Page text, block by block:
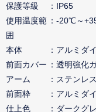
保護等級
IP65
使用温度範
囲
-20℃～
本体
アルミダ
前面カバー
透明強化
アーム
ステンレ
前面枠
アルミダ
仕上色
ダークグ